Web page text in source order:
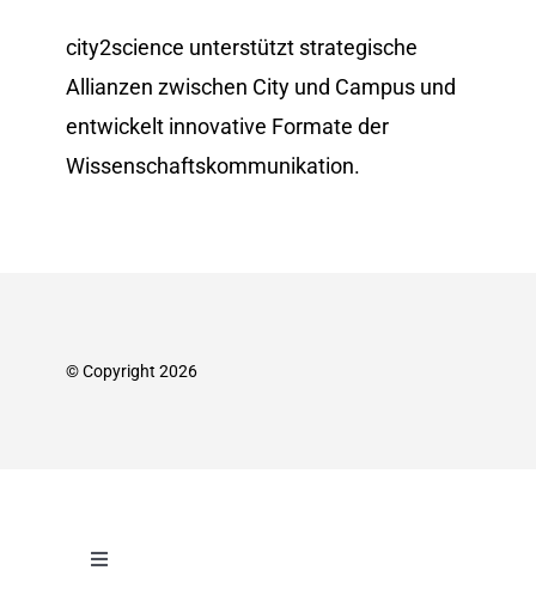
city2science unterstützt strategische
Allianzen zwischen City und Campus und
entwickelt innovative Formate der
Wissenschafts­kommunikation.
© Copyright 2026
Toggle